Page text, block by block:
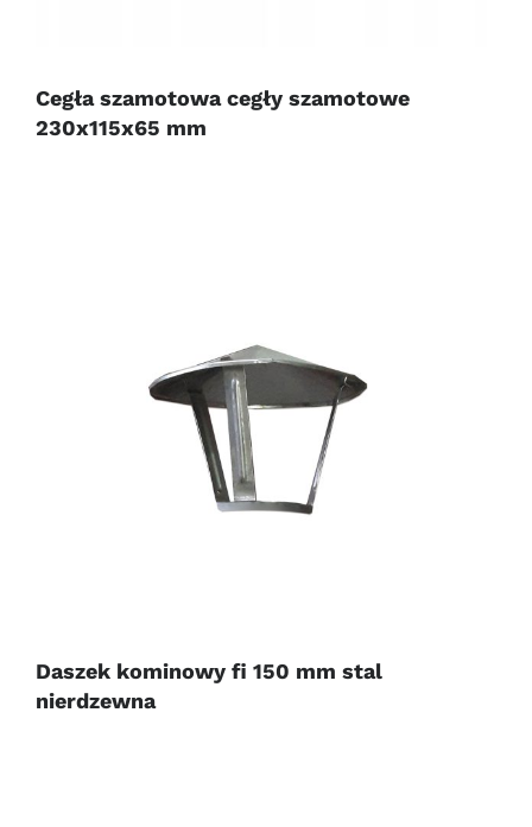
Cegła szamotowa cegły szamotowe
230x115x65 mm
Daszek kominowy fi 150 mm stal
nierdzewna